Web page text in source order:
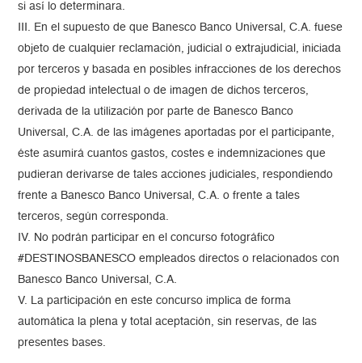
si así lo determinara.
III. En el supuesto de que Banesco Banco Universal, C.A. fuese
objeto de cualquier reclamación, judicial o extrajudicial, iniciada
por terceros y basada en posibles infracciones de los derechos
de propiedad intelectual o de imagen de dichos terceros,
derivada de la utilización por parte de Banesco Banco
Universal, C.A. de las imágenes aportadas por el participante,
éste asumirá cuantos gastos, costes e indemnizaciones que
pudieran derivarse de tales acciones judiciales, respondiendo
frente a Banesco Banco Universal, C.A. o frente a tales
terceros, según corresponda.
IV. No podrán participar en el concurso fotográfico
#DESTINOSBANESCO empleados directos o relacionados con
Banesco Banco Universal, C.A.
V. La participación en este concurso implica de forma
automática la plena y total aceptación, sin reservas, de las
presentes bases.